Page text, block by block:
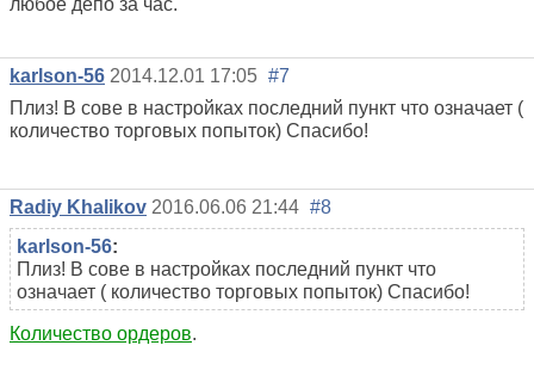
karlson-56 2014.12.01 17:05 #7
Плиз! В сове в настройках последний пункт что означает (
количество торговых попыток) Спасибо!
Radiy Khalikov 2016.06.06 21:44 #8
karlson-56:
Плиз! В сове в настройках последний пункт что
означает ( количество торговых попыток) Спасибо!
Количество ордеров.